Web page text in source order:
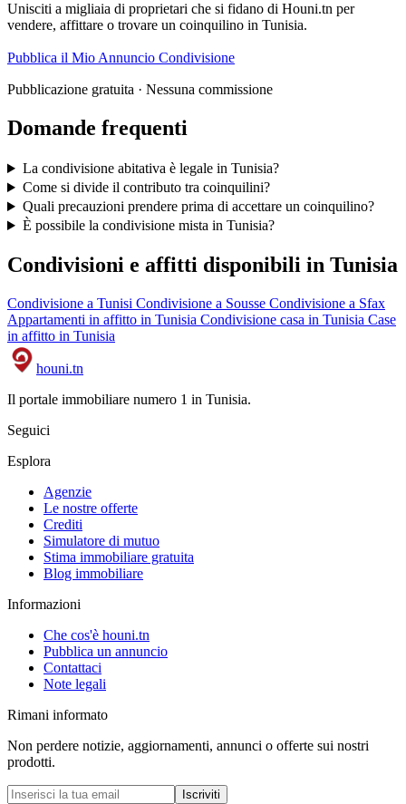
Unisciti a migliaia di proprietari che si fidano di Houni.tn per
vendere, affittare o trovare un coinquilino in Tunisia.
Pubblica il Mio Annuncio Condivisione
Pubblicazione gratuita · Nessuna commissione
Domande frequenti
La condivisione abitativa è legale in Tunisia?
Come si divide il contributo tra coinquilini?
Quali precauzioni prendere prima di accettare un coinquilino?
È possibile la condivisione mista in Tunisia?
Condivisioni e affitti disponibili in Tunisia
Condivisione a Tunisi Condivisione a Sousse Condivisione a Sfax
Appartamenti in affitto in Tunisia Condivisione casa in Tunisia Case
in affitto in Tunisia
houni.tn
Il portale immobiliare numero 1 in Tunisia.
Seguici
Esplora
Agenzie
Le nostre offerte
Crediti
Simulatore di mutuo
Stima immobiliare gratuita
Blog immobiliare
Informazioni
Che cos'è houni.tn
Pubblica un annuncio
Contattaci
Note legali
Rimani informato
Non perdere notizie, aggiornamenti, annunci o offerte sui nostri
prodotti.
Iscriviti